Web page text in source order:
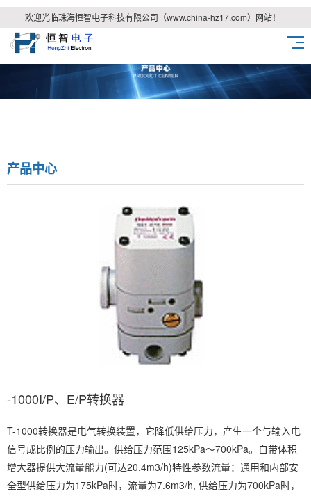
欢迎光临珠海恒智电子科技有限公司（www.china-hz17.com）网站！
产品中心
-1000I/P、E/P转换器
T-1000转换器是电气转换装置，它降低供给压力，产生一个与输入电
信号成比例的压力输出。供给压力范围125kPa～700kPa。自带体积
增大器提供大流量能力(可达20.4m3/h)特性参数流量：通用和内部安
全型供给压力为175kPa时，流量为7.6m3/h, 供给压力为700kPa时，